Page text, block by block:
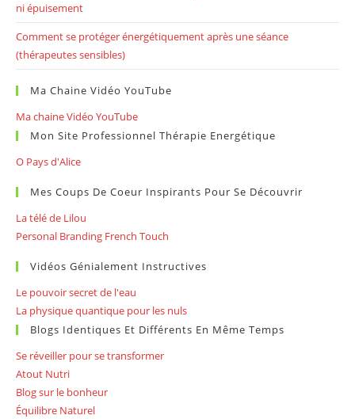
ni épuisement
Comment se protéger énergétiquement après une séance
(thérapeutes sensibles)
Ma Chaine Vidéo YouTube
Ma chaine Vidéo YouTube
Mon Site Professionnel Thérapie Energétique
O Pays d'Alice
Mes Coups De Coeur Inspirants Pour Se Découvrir
La télé de Lilou
Personal Branding French Touch
Vidéos Génialement Instructives
Le pouvoir secret de l'eau
La physique quantique pour les nuls
Blogs Identiques Et Différents En Même Temps
Se réveiller pour se transformer
Atout Nutri
Blog sur le bonheur
Équilibre Naturel